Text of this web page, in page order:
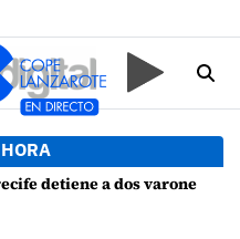
por altercado y amenazas con arma blanca